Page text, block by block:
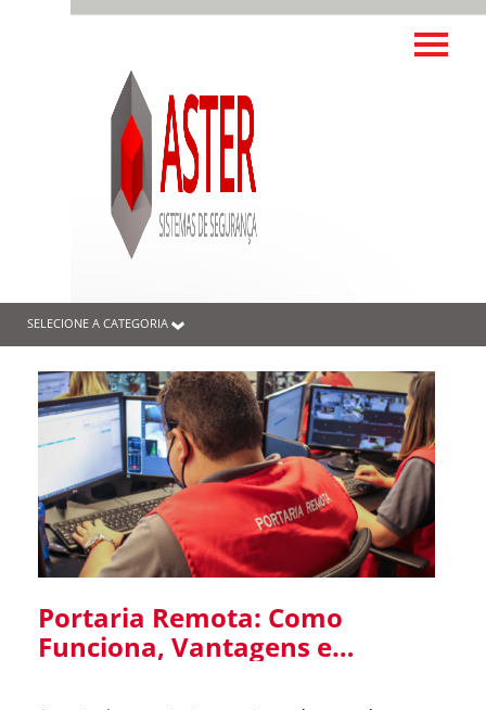
SELECIONE A CATEGORIA
Portaria Remota: Como
Funciona, Vantagens e